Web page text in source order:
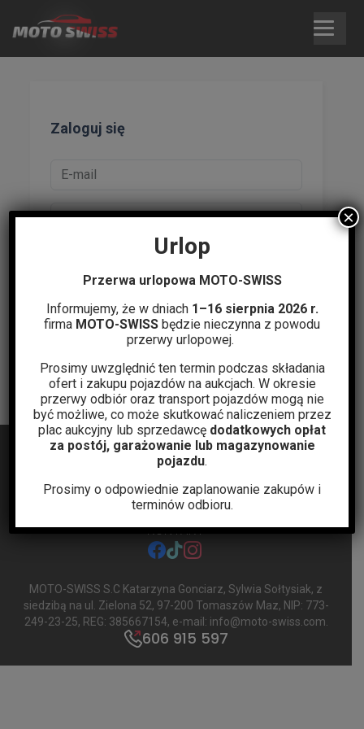
Zaloguj się
Zapamiętaj mnie
Nie pamiętasz hasła?|Zarejestruj się
Zaloguj się
POLITYKA PRYWATNOŚCI
KONTAKT
facebook
tiktokinstagram
MOTO-SWISS S.C Katarzyna Gonciarz, Sylwia Sołtysiak, z
siedzibą na ul. Zielona 52, 97-200 Tomaszów Maz, NIP: 773-
249-23-25, REG: 385667154, e-mail: info@moto-swiss.com.
606 915 597
Urlop
Przerwa urlopowa MOTO-SWISS
Informujemy, że w dniach 1–16 sierpnia 2026 r.
firma MOTO-SWISS będzie nieczynna z powodu
przerwy urlopowej.
Prosimy uwzględnić ten termin podczas składania
ofert i zakupu pojazdów na aukcjach. W okresie
przerwy odbiór oraz transport pojazdów mogą nie
być możliwe, co może skutkować naliczeniem przez
plac aukcyjny lub sprzedawcę dodatkowych opłat
za postój, garażowanie lub magazynowanie
pojazdu.
Prosimy o odpowiednie zaplanowanie zakupów i
terminów odbioru.
×